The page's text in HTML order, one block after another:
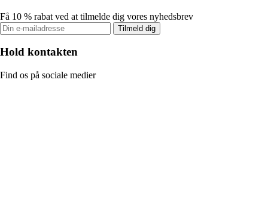
Få 10 % rabat ved at tilmelde dig vores nyhedsbrev
Tilmeld dig
Hold kontakten
Find os på sociale medier